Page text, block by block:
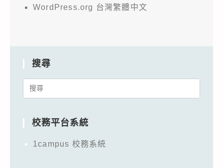
WordPress.org 台灣繁體中文
搜尋
Search
校務平台系統
1campus 校務系統